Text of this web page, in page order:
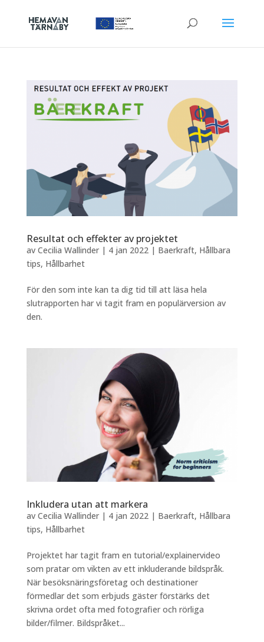
Resultat och effekter av projektet
av Cecilia Wallinder| 4 jan 2022| Baerkraft, Hållbara
tips, Hållbarhet
För den som inte kan ta dig tid till att läsa hela
slutrapporten har vi tagit fram en populärversion av
den.
Inkludera utan att markera
av Cecilia Wallinder| 4 jan 2022| Baerkraft, Hållbara
tips, Hållbarhet
Projektet har tagit fram en tutorial/explainervideo
som pratar om vikten av ett inkluderande bildspråk.
När besöksnäringsföretag och destinationer
förmedlar det som erbjuds gäster förstärks det
skrivna ordet ofta med fotografier och rörliga
bilder/filmer. Bildspråket...